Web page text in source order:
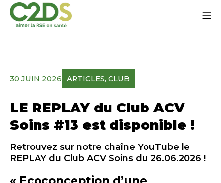
contenido
30 JUIN 2026 ARTICLES, CLUB
LE REPLAY du Club ACV
Soins #13 est disponible !
Retrouvez sur notre chaîne YouTube le
REPLAY du Club ACV Soins du 26.06.2026 !